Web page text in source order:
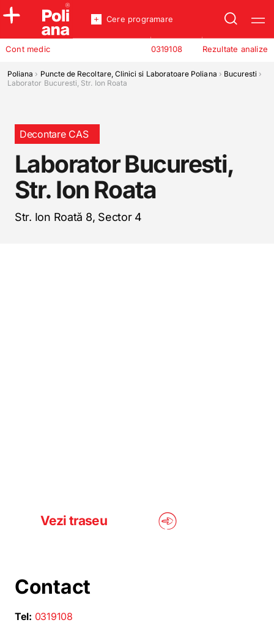
Policlinica
Incredere
Cont medic Rezultate analize
0319108
Cere programare
Poliana › Puncte de Recoltare, Clinici si Laboratoare Poliana › Bucuresti ›
Laborator Bucuresti, Str. Ion Roata
Decontare CAS
Laborator Bucuresti,
Str. Ion Roata
Str. Ion Roată 8, Sector 4
Vezi traseu
Contact
Tel: 0319108